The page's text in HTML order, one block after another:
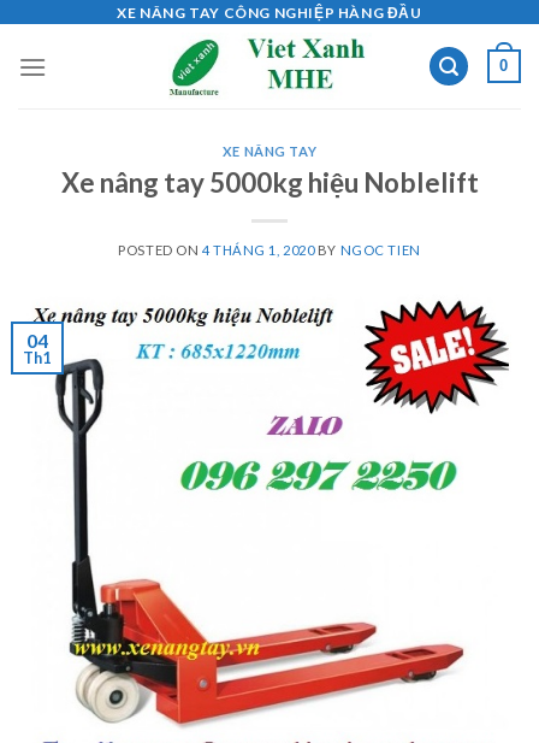
content
XE NÂNG TAY CÔNG NGHIỆP HÀNG ĐẦU
0
XE NÂNG TAY
Xe nâng tay 5000kg hiệu Noblelift
POSTED ON 4 THÁNG 1, 2020BY NGOC TIEN
04
Th1